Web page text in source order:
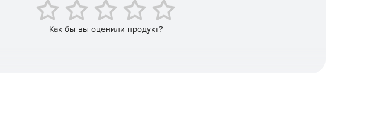
ODATA, POP, IMAP, LDAP, DNS, RSS, SMS, Jabber, SOAP, WebDAV, JSON,
Как бы вы оценили продукт?